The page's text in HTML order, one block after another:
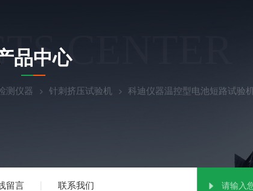
留言 联系我们
CENTER
品中心
测仪器 针刺挤压试验机 科迪仪器温控型电池短路试验机